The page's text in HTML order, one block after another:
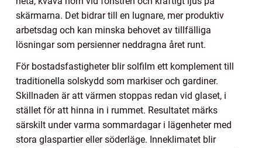
skärmarna. Det bidrar till en lugnare, mer produktiv
arbetsdag och kan minska behovet av tillfälliga
lösningar som persienner neddragna året runt.
För bostadsfastigheter blir solfilm ett komplement till
traditionella solskydd som markiser och gardiner.
Skillnaden är att värmen stoppas redan vid glaset, i
stället för att hinna in i rummet. Resultatet märks
särskilt under varma sommardagar i lägenheter med
stora glaspartier eller söderläge. Inneklimatet blir